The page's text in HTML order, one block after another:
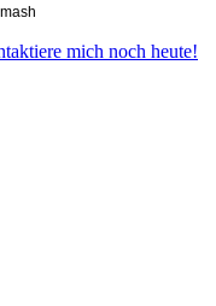
mich noch heute!